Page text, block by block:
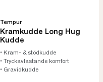
Tempur
Kramkudde Long Hug
Kudde
• Kram- & stödkudde
• Tryckavlastande komfort
• Gravidkudde